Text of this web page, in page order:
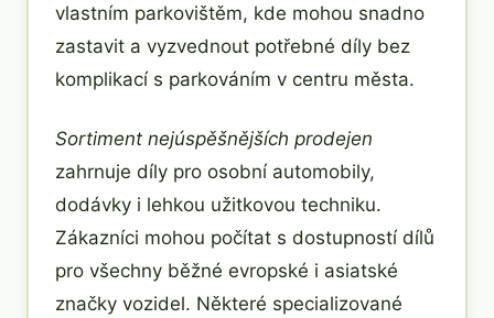
vlastním parkovištěm, kde mohou snadno
zastavit a vyzvednout potřebné díly bez
komplikací s parkováním v centru města.
Sortiment nejúspěšnějších prodejen
zahrnuje díly pro osobní automobily,
dodávky i lehkou užitkovou techniku.
Zákazníci mohou počítat s dostupností dílů
pro všechny běžné evropské i asiatské
značky vozidel. Některé specializované